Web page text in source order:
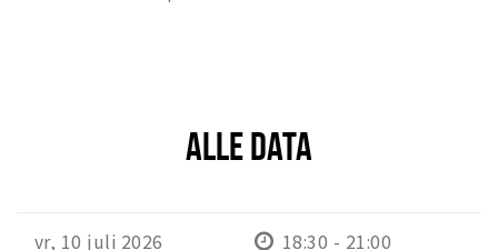
ALLE DATA
vr, 10 juli 2026 18:30 - 21:00